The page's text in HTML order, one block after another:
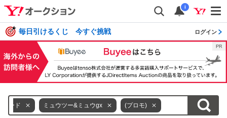
i
毎日引けるくじ 今すぐ挑戦 ログイン
カード ミュウツー&ミュウgx (プロモ)